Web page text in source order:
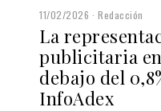
11/02/2026 Redacción
La
publicitaria
debajo del
InfoAdex